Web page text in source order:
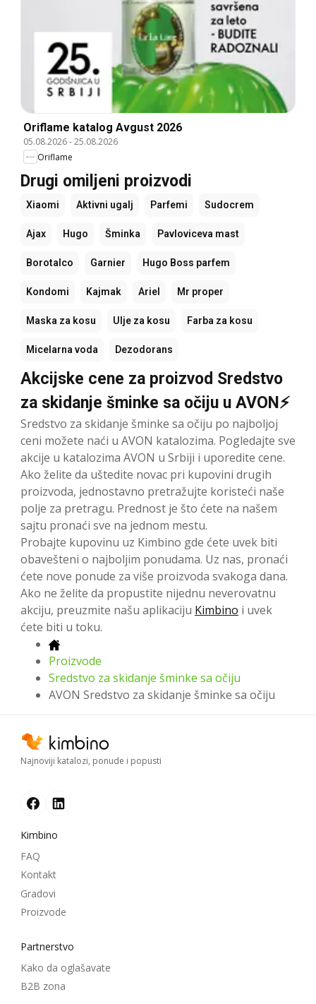
Oriflame katalog Avgust 2026
05.08.2026-25.08.2026
Oriflame
Drugi omiljeni proizvodi
Xiaomi Aktivni ugalj Parfemi Sudocrem
Ajax Hugo Šminka Pavloviceva mast
Borotalco Garnier Hugo Boss parfem
Kondomi Kajmak Ariel Mr proper
Maska za kosu Ulje za kosu Farba za kosu
Micelarna voda Dezodorans
Akcijske cene za proizvod Sredstvo
za skidanje šminke sa očiju u AVON⚡
Sredstvo za skidanje šminke sa očiju po najboljoj
ceni možete naći u AVON katalozima. Pogledajte sve
akcije u katalozima AVON u Srbiji i uporedite cene.
Ako želite da uštedite novac pri kupovini drugih
proizvoda, jednostavno pretražujte koristeći naše
polje za pretragu. Prednost je što ćete na našem
sajtu pronaći sve na jednom mestu.
Probajte kupovinu uz Kimbino gde ćete uvek biti
obavešteni o najboljim ponudama. Uz nas, pronaći
ćete nove ponude za više proizvoda svakoga dana.
Ako ne želite da propustite nijednu neverovatnu
akciju, preuzmite našu aplikaciju Kimbino i uvek
ćete biti u toku.
Proizvode
Sredstvo za skidanje šminke sa očiju
AVON Sredstvo za skidanje šminke sa očiju
Najnoviji katalozi, ponude i popusti
Kimbino
FAQ
Kontakt
Gradovi
Proizvode
Partnerstvo
Kako da oglašavate
B2B zona